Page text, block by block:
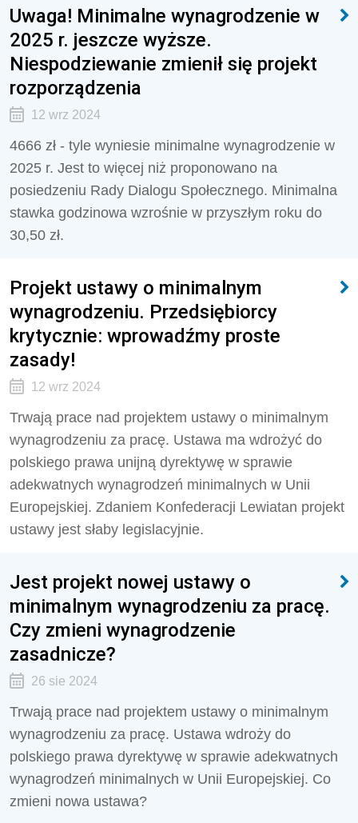
Uwaga! Minimalne wynagrodzenie w
2025 r. jeszcze wyższe.
Niespodziewanie zmienił się projekt
rozporządzenia
12 wrz 2024
4666 zł - tyle wyniesie minimalne wynagrodzenie w
2025 r. Jest to więcej niż proponowano na
posiedzeniu Rady Dialogu Społecznego. Minimalna
stawka godzinowa wzrośnie w przyszłym roku do
30,50 zł.
Projekt ustawy o minimalnym
wynagrodzeniu. Przedsiębiorcy
krytycznie: wprowadźmy proste
zasady!
12 wrz 2024
Trwają prace nad projektem ustawy o minimalnym
wynagrodzeniu za pracę. Ustawa ma wdrożyć do
polskiego prawa unijną dyrektywę w sprawie
adekwatnych wynagrodzeń minimalnych w Unii
Europejskiej. Zdaniem Konfederacji Lewiatan projekt
ustawy jest słaby legislacyjnie.
Jest projekt nowej ustawy o
minimalnym wynagrodzeniu za pracę.
Czy zmieni wynagrodzenie
zasadnicze?
26 sie 2024
Trwają prace nad projektem ustawy o minimalnym
wynagrodzeniu za pracę. Ustawa wdroży do
polskiego prawa dyrektywę w sprawie adekwatnych
wynagrodzeń minimalnych w Unii Europejskiej. Co
zmieni nowa ustawa?